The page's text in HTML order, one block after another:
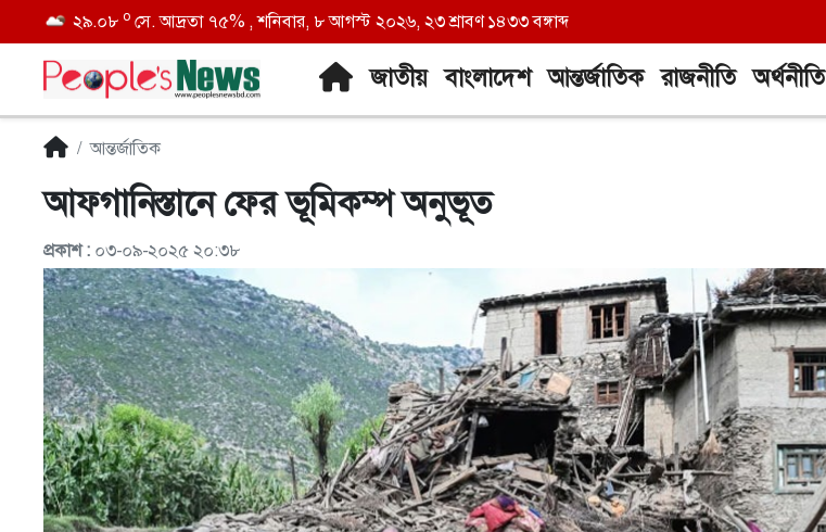
২৯.০৮ o সে. আদ্রতা ৭৫% , শনিবার, ৮ আগস্ট ২০২৬, ২৩ শ্রাবণ ১৪৩৩ বঙ্গাব্দ
জাতীয় বাংলাদেশ আন্তর্জাতিক রাজনীতি অর্থনীতি
আন্তর্জাতিক
আফগানিস্তানে ফের ভূমিকম্প অনুভূত
প্রকাশ : ০৩-০৯-২০২৫ ২০:৩৮